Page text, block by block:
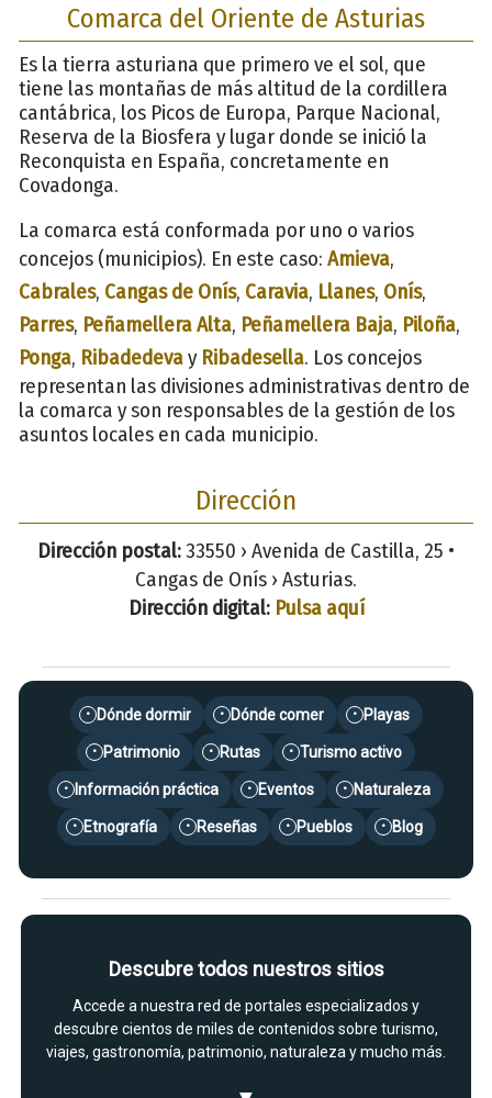
Comarca del Oriente de Asturias
Es la tierra asturiana que primero ve el sol, que
tiene las montañas de más altitud de la cordillera
cantábrica, los Picos de Europa, Parque Nacional,
Reserva de la Biosfera y lugar donde se inició la
Reconquista en España, concretamente en
Covadonga.
La comarca está conformada por uno o varios
concejos (municipios). En este caso: Amieva,
Cabrales, Cangas de Onís, Caravia, Llanes, Onís,
Parres, Peñamellera Alta, Peñamellera Baja, Piloña,
Ponga, Ribadedevay Ribadesella. Los concejos
representan las divisiones administrativas dentro de
la comarca y son responsables de la gestión de los
asuntos locales en cada municipio.
Dirección
Dirección postal:33550 › Avenida de Castilla, 25 •
Cangas de Onís › Asturias.
Dirección digital: Pulsa aquí
• Dónde dormir • Dónde comer • Playas
• Patrimonio • Rutas • Turismo activo
• Información práctica • Eventos • Naturaleza
• Etnografía • Reseñas • Pueblos • Blog
Descubre todos nuestros sitios
Accede a nuestra red de portales especializados y
descubre cientos de miles de contenidos sobre turismo,
viajes, gastronomía, patrimonio, naturaleza y mucho más.